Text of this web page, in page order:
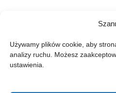
Używamy plików cookie, aby
analizy ruchu. Możesz
ustawienia.